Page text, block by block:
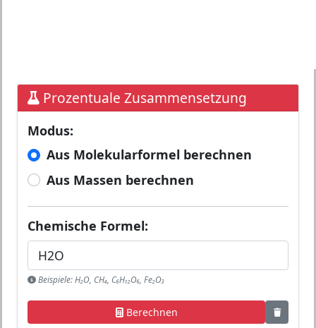
Prozentuale Zusammensetzung
Modus:
Aus Molekularformel berechnen
Aus Massen berechnen
Chemische Formel:
Beispiele: H₂O, CH₄, C₆H₁₂O₆, Fe₂O₃
Berechnen